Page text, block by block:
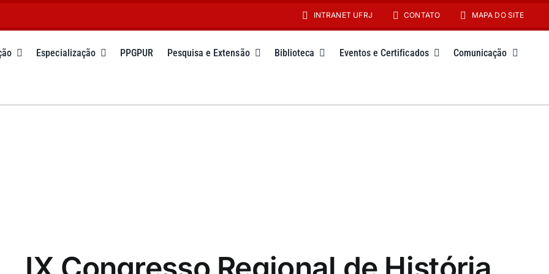
INTRANET UFRJ CONTATO MAPA DO SITE
Especialização PPGPUR Pesquisa e Extensão Biblioteca Eventos e Certificados Comunicação